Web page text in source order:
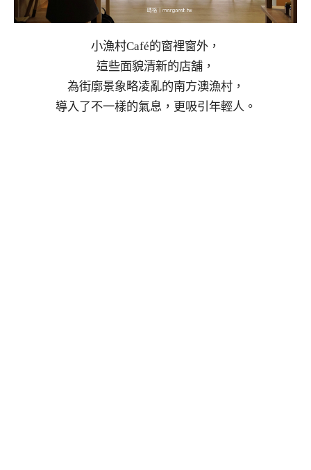
小漁村Café的窗裡窗外，
這些面貌清新的店舖，
為街廓景象略凌亂的南方澳漁村，
導入了不一樣的氣息，更吸引年輕人。